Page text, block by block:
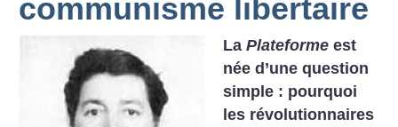
communisme libertaire
LaPlateforme est
née d’une question
simple : pourquoi
les révolutionnaires